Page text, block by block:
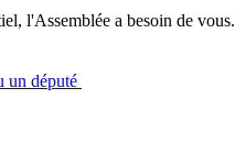
l'Assemblée a besoin de vous.
un député